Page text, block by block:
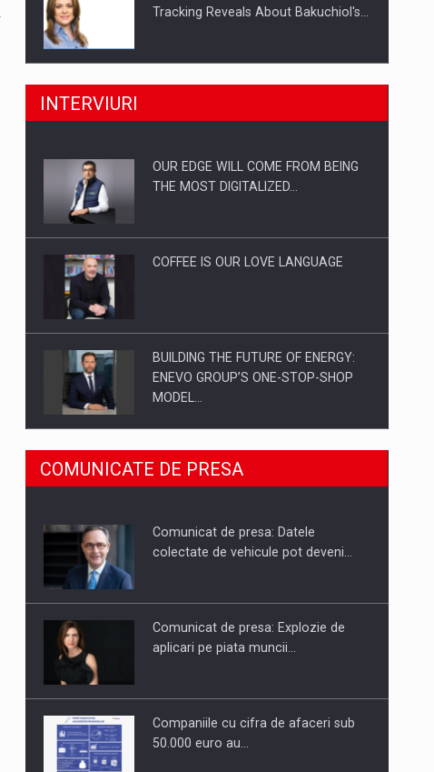
Tracking Reveals About Bakuchiol's…
Producatorii si comerciantii care nu
Proteinmaxxing and the Future of
INTERVIURI
OUR EDGE WILL COME FROM BEING
THE MOST DIGITALIZED…
COFFEE IS OUR LOVE LANGUAGE
BUILDING THE FUTURE OF ENERGY:
ENEVO GROUP’S ONE-STOP-SHOP
MODEL…
ROOTED IN ROMANIA, BUILT TO
DELIVER TECHNOLOGY FOR THE…
PUTTING ROMANIAN CORPORATE
COMUNICATE DE PRESA
Comunicat de presa: Datele
colectate de vehicule pot deveni…
Comunicat de presa: Explozie de
aplicari pe piata muncii…
Companiile cu cifra de afaceri sub
50.000 euro au…